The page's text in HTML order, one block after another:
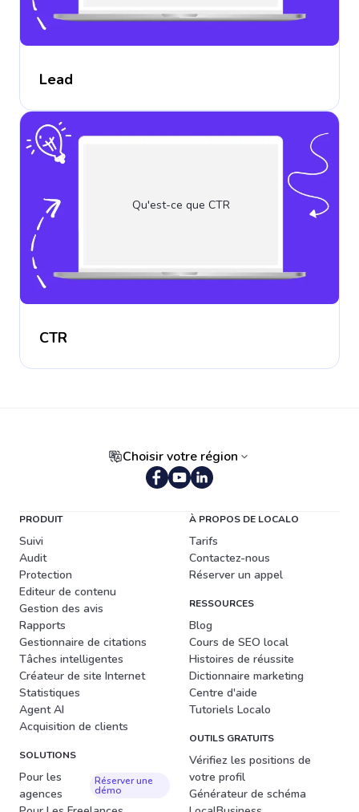
Lead
Qu'est-ce que CTR
CTR
Choisir votre région
PRODUIT
Suivi
Audit
Protection
Editeur de contenu
Gestion des avis
Rapports
Gestionnaire de citations
Tâches intelligentes
Créateur de site Internet
Statistiques
Agent AI
Acquisition de clients
SOLUTIONS
Pour les
agences
Réserver une
démo
À PROPOS DE LOCALO
Tarifs
Contactez-nous
Réserver un appel
RESSOURCES
Blog
Cours de SEO local
Histoires de réussite
Dictionnaire marketing
Centre d'aide
Tutoriels Localo
OUTILS GRATUITS
Vérifiez les positions de
votre profil
Générateur de schéma